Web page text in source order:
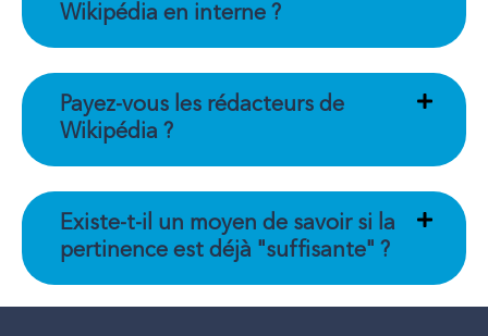
Wikipédia en interne ?
Payez-vous les rédacteurs de
Wikipédia ?
Existe-t-il un moyen de savoir si la
pertinence est déjà "suffisante" ?